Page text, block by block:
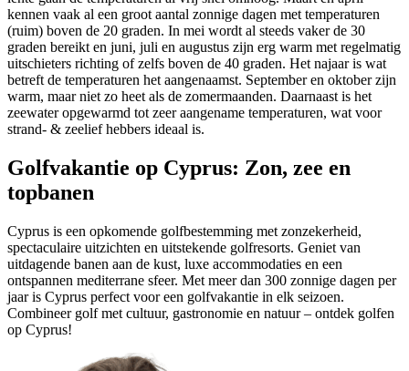
kennen vaak al een groot aantal zonnige dagen met temperaturen
(ruim) boven de 20 graden. In mei wordt al steeds vaker de 30
graden bereikt en juni, juli en augustus zijn erg warm met regelmatig
uitschieters richting of zelfs boven de 40 graden. Het najaar is wat
betreft de temperaturen het aangenaamst. September en oktober zijn
warm, maar niet zo heet als de zomermaanden. Daarnaast is het
zeewater opgewarmd tot zeer aangename temperaturen, wat voor
strand- & zeelief hebbers ideaal is.
Golfvakantie op Cyprus: Zon, zee en
topbanen
Cyprus is een opkomende golfbestemming met zonzekerheid,
spectaculaire uitzichten en uitstekende golfresorts. Geniet van
uitdagende banen aan de kust, luxe accommodaties en een
ontspannen mediterrane sfeer. Met meer dan 300 zonnige dagen per
jaar is Cyprus perfect voor een golfvakantie in elk seizoen.
Combineer golf met cultuur, gastronomie en natuur – ontdek golfen
op Cyprus!